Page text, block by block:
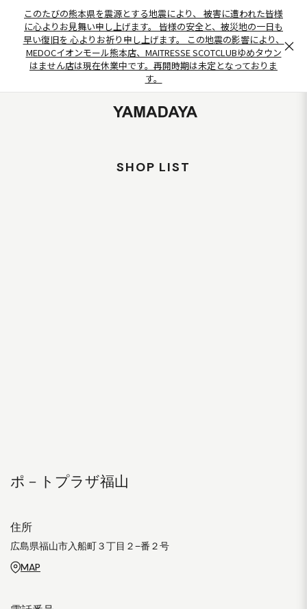
このたびの熊本県を震源とする地震により、 被害に遭われた皆様
に心よりお見舞い申し上げます。 皆様の安全と、被災地の一日も
早い復旧を 心よりお祈り申し上げます。 この地震の影響により、
MEDOCイオンモール熊本店、MAITRESSE SCOTCLUBゆめタウン
はません店は現在休業中です。再開時期は未定となっておりま
す。
×
SHOP LIST
ポ－トプラザ福山
住所
広島県福山市入船町３丁目２−番２号
MAP